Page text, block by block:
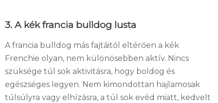
3. A kék francia bulldog lusta
A francia bulldog más fajtáitól eltérően a kék
Frenchie olyan, nem különösebben aktív. Nincs
szüksége túl sok aktivitásra, hogy boldog és
egészséges legyen. Nem kimondottan hajlamosak
túlsúlyra vagy elhízásra, a túl sok evéd miatt, kedvelt